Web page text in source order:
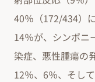
40％（172/434）
14％が、シンポニ
染症、悪性腫瘍の
12％、6％、そし